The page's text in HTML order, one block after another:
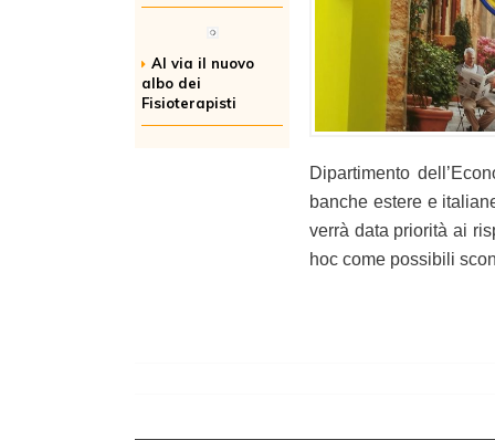
Al via il nuovo
albo dei
Fisioterapisti
Dipartimento
banche estere e
verrà data priorità ai
hoc come possibili